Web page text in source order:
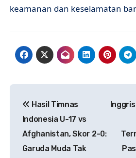
keamanan dan keselamatan
pos
Hasil Timnas
Indonesia U-17 vs
Afghanistan, Skor 2-0:
Garuda Muda Tak